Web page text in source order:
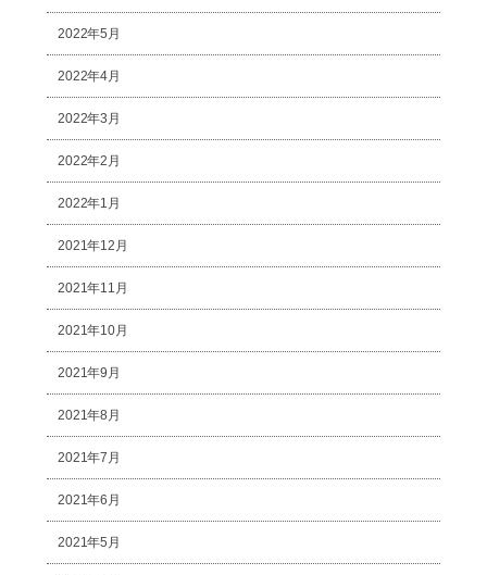
2022年5月
2022年4月
2022年3月
2022年2月
2022年1月
2021年12月
2021年11月
2021年10月
2021年9月
2021年8月
2021年7月
2021年6月
2021年5月